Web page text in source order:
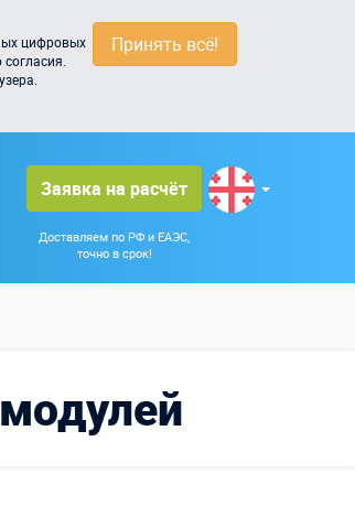
Принять всё!
цифровых
Заявка на расчёт
Доставляем по РФ и ЕАЭС,
точно в срок!